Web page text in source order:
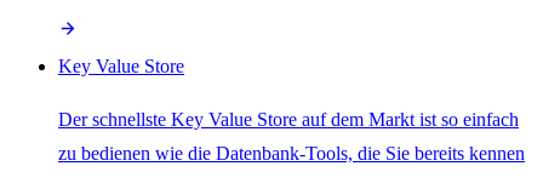
Key Value Store
Der schnellste Key Value Store auf dem Markt ist so einfach
zu bedienen wie die Datenbank-Tools, die Sie bereits kennen